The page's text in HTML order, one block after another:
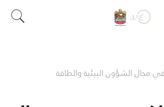
في مجال الشؤون البيئية والطاقة